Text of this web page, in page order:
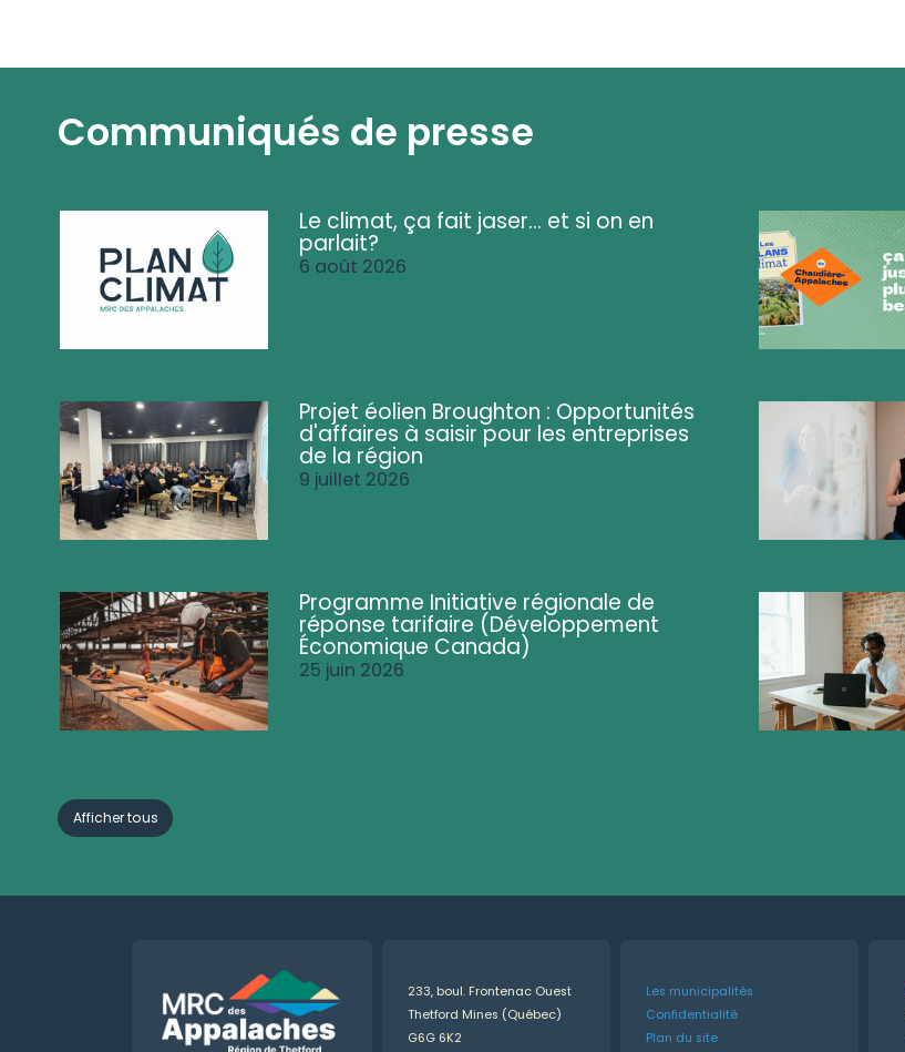
Communiqués de presse
Le climat, ça fait jaser... et si on en
parlait?
6 août 2026
Projet éolien Broughton : Opportunités
d'affaires à saisir pour les entreprises
de la région
9 juillet 2026
Programme Initiative régionale de
réponse tarifaire (Développement
Économique Canada)
25 juin 2026
Afficher tous
233, boul. Frontenac Ouest
Thetford Mines (Québec)
G6G 6K2
Les municipalités
Confidentialité
Plan du site